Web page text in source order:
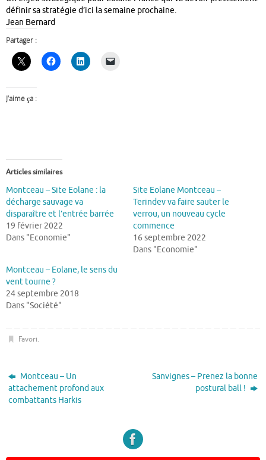
définir sa stratégie d’ici la semaine prochaine.
Jean Bernard
Partager :
J’aime ça :
Articles similaires
Montceau – Site Eolane : la
décharge sauvage va
disparaître et l’entrée barrée
19 février 2022
Dans "Economie"
Site Eolane Montceau –
Terindev va faire sauter le
verrou, un nouveau cycle
commence
16 septembre 2022
Dans "Economie"
Montceau – Eolane, le sens du
vent tourne ?
24 septembre 2018
Dans "Société"
Favori.
Montceau – Un
attachement profond aux
combattants Harkis
Sanvignes – Prenez la bonne
postural ball !